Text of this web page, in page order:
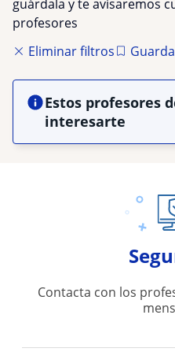
guárdala y te avisaremos
profesores
Eliminar filtros
Estos profesores
interesarte
Contacta con los